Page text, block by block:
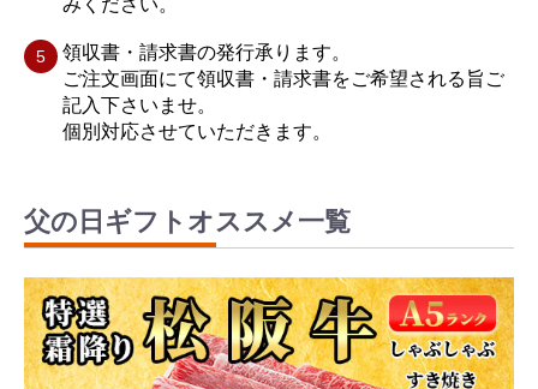
みください。
領収書・請求書の発行承ります。
ご注文画面にて領収書・請求書をご希望される旨ご
記入下さいませ。
個別対応させていただきます。
父の日ギフトオススメ一覧